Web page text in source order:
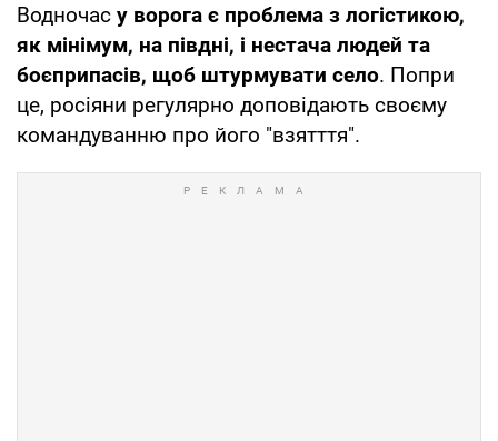
Водночас у ворога є проблема з логістикою,
як мінімум, на півдні, і нестача людей та
боєприпасів, щоб штурмувати село. Попри
це, росіяни регулярно доповідають своєму
командуванню про його "взятття".